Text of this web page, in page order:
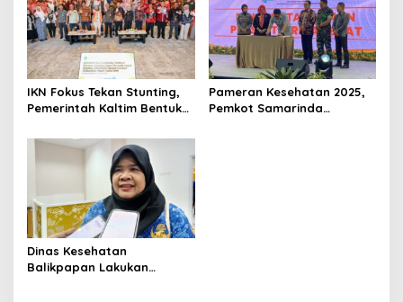
IKN Fokus Tekan Stunting,
Pemerintah Kaltim Bentuk
Pameran Kesehatan 2025,
Pemkot Samarinda
Dinas Kesehatan
Balikpapan Lakukan